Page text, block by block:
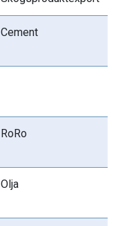
Cement
RoRo
Olja